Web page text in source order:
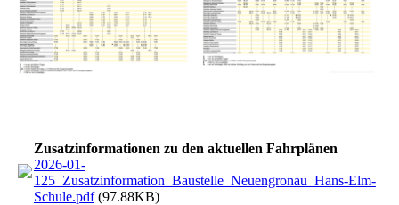
Zusatzinformationen zu den aktuellen Fahrplänen
2026-01-
125_Zusatzinformation_Baustelle_Neuengronau_Hans-Elm-
Schule.pdf(97.88KB)